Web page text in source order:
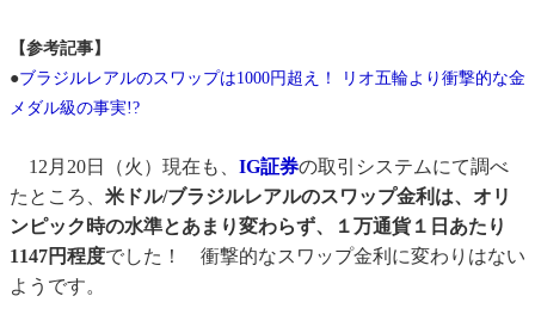
【参考記事】
●ブラジルレアルのスワップは1000円超え！ リオ五輪より衝撃的な金
メダル級の事実!?
12月20日（火）現在も、 IG証券の取引システムにて調べ
たところ、 米ドル/ブラジルレアルのスワップ金利は、オリ
ンピック時の水準とあまり変わらず、１万通貨１日あたり
1147円程度でした！ 衝撃的なスワップ金利に変わりはない
ようです。